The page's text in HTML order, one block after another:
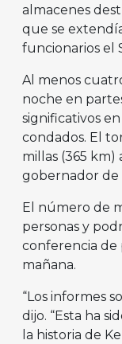
almacenes
que se
funcionarios el
Al menos
noche en
significativos
condados. El
millas (365 km)
gobernador de
El número de
personas y
conferencia de
mañana.
“Los informes
dijo. “Esta ha
la historia de